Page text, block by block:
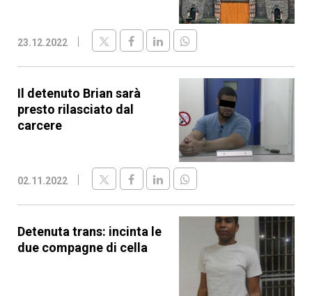
23.12.2022
Il detenuto Brian sarà
presto rilasciato dal
carcere
02.11.2022
Detenuta trans: incinta le
due compagne di cella